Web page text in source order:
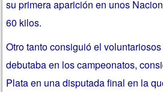
su primera aparición en unos
60 kilos.
Otro tanto consiguió el voluntariosos
debutaba en los campeonatos,
Plata en una disputada final en la